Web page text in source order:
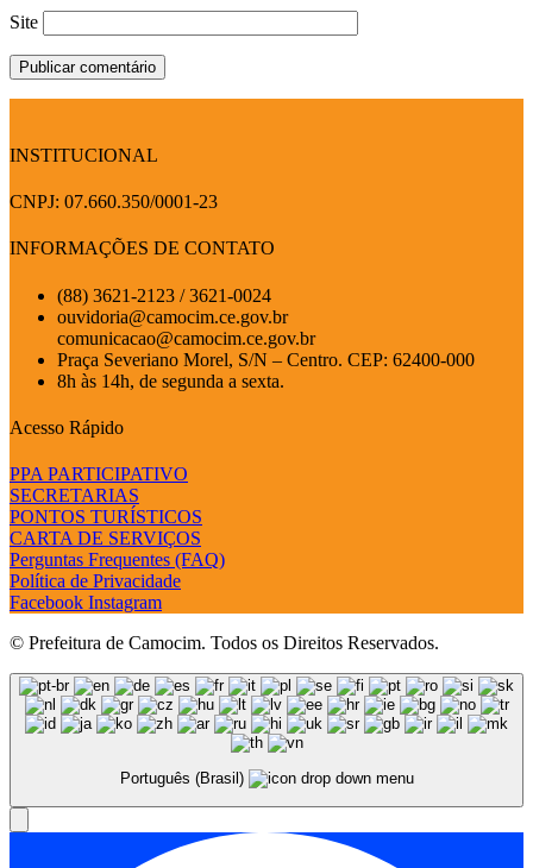
Site
INSTITUCIONAL
CNPJ: 07.660.350/0001-23
INFORMAÇÕES DE CONTATO
(88) 3621-2123 / 3621-0024
ouvidoria@camocim.ce.gov.br
comunicacao@camocim.ce.gov.br
Praça Severiano Morel, S/N – Centro. CEP: 62400-000
8h às 14h, de segunda a sexta.
Acesso Rápido
PPA PARTICIPATIVO
SECRETARIAS
PONTOS TURÍSTICOS
CARTA DE SERVIÇOS
Perguntas Frequentes (FAQ)
Política de Privacidade
Facebook Instagram
© Prefeitura de Camocim. Todos os Direitos Reservados.
Português (Brasil)